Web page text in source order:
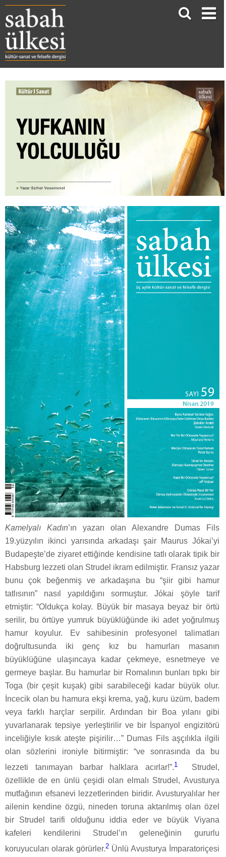
Kamelyalı Kadın’ın yazarı olan Alexandre Dumas Fils
19.yüzyılın ikinci yarısında arkadaşı şair Maurus Jókai’yi
Budapeşte’de ziyaret ettiğinde kendisine tatlı olarak tipik bir
Habsburg lezzeti olan Strudel ikram edilmiştir. Fransız yazar
bunu çok beğenmiş ve arkadaşına bu “şiir gibi hamur
tatlısının” nasıl yapıldığını sormuştur. Jókai şöyle tarif
etmiştir: “Oldukça kolay. Büyük bir masaya beyaz bir örtü
serilir, bu örtüye yumruk büyüklüğünde iki adet yoğrulmuş
hamur koyulur. Ev sahibesinin profesyonel talimatları
doğrultusunda iki genç kız bu hamurları masanın
büyüklüğüne ulaşıncaya kadar çekmeye, esnetmeye ve
germeye başlar. Bu hamurlar bir Romalının bunları tıpkı bir
Toga (bir çeşit kuşak) gibi sarabileceği kadar büyük olur.
İncecik olan bu hamura ekşi krema, yağ, kuru üzüm, badem
veya farklı harçlar serpilir. Ardından bir Boa yılanı gibi
yuvarlanarak tepsiye yerleştirilir ve bir İspanyol engizitörü
inceliğiyle kısık ateşte pişirilir…” Dumas Fils aşçılıkla ilgili
olan sözlerini ironiyle bitirmiştir: “ve sonrasında da bu
lezzeti tanımayan barbar halklara acırlar!”.1
Strudel,
özellikle de en ünlü çeşidi olan elmalı Strudel, Avusturya
mutfağının efsanevi lezzetlerinden biridir. Avusturyalılar her
ailenin kendine özgü, nineden toruna aktarılmış olan özel
bir Strudel tarifi olduğunu iddia eder ve büyük Viyana
kafeleri kendilerini Strudel’ın geleneğinin gururlu
koruyucuları olarak görürler.2 Ünlü Avusturya İmparatoriçesi